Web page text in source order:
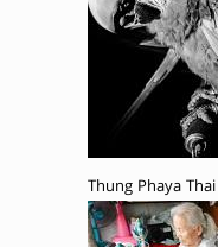
Thung Phaya Thai